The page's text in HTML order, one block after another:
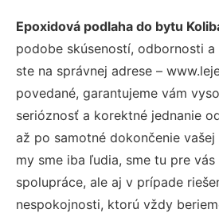
Epoxidová podlaha do bytu
podobe skúseností, odbornosti
ste na správnej adrese –
povedané, garantujeme vám
serióznosť a korektné jednanie
až po samotné dokončenie vašej
my sme iba ľudia, sme tu pre
spolupráce, ale aj v prípade
nespokojnosti, ktorú vždy